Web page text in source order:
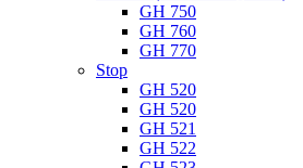
GH 750
GH 760
GH 770
Stop
GH 520
GH 520
GH 521
GH 522